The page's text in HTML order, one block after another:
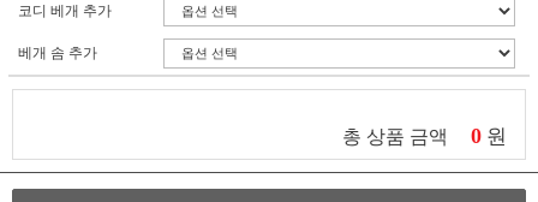
코디 베개 추가
베개 솜 추가
총 상품 금액 0 원